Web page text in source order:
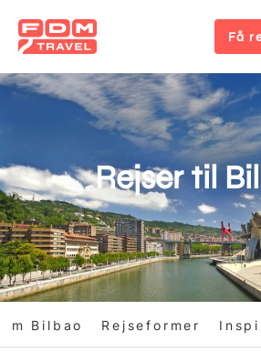
Gå
Få
Rejser til
Om Bilbao Rejseformer